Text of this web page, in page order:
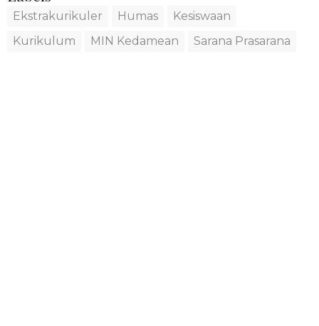
Ekstrakurikuler Humas
Kesiswaan
Kurikulum
MIN Kedamean Sarana Prasarana